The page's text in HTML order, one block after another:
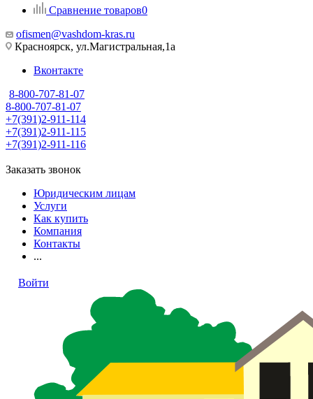
Сравнение товаров0
ofismen@vashdom-kras.ru
Красноярск, ул.Магистральная,1а
Вконтакте
8-800-707-81-07
8-800-707-81-07
+7(391)2-911-114
+7(391)2-911-115
+7(391)2-911-116
Заказать звонок
Юридическим лицам
Услуги
Как купить
Компания
Контакты
...
Войти